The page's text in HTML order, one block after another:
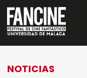
NOTICIAS